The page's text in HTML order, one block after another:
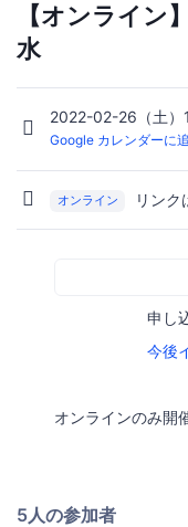
【オンライン
水
2022-02-26（土
Google カレンダーに
オンライン リンク
申し
今後
オンラインのみ開
5人の参加者